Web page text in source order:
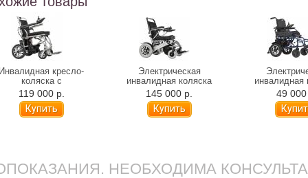
Инвалидная кресло-
коляска с
Ortonica
Pulse 620 (складная)
119 000 р.
Электрическая
инвалидная коляска
Ortonica Pulse 640
(складная)
145 000 р.
инвалидная
Ortonica
49 000
НЕОБХОДИМА